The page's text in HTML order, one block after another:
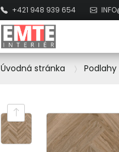
+421 948 939 654
Úvodná stránka Podlahy